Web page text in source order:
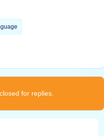
for replies.